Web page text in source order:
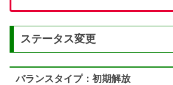
ステータス変更
バランスタイプ：初期解放